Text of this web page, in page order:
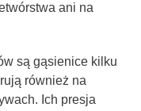
ani na
są gąsienice kilku
również na
Ich presja